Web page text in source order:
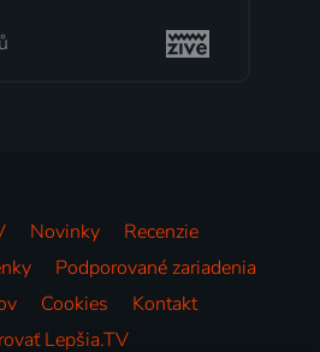
Novinky
Recenzie
Podporované zariadenia
Cookies
Kontakt
Lepšia.TV